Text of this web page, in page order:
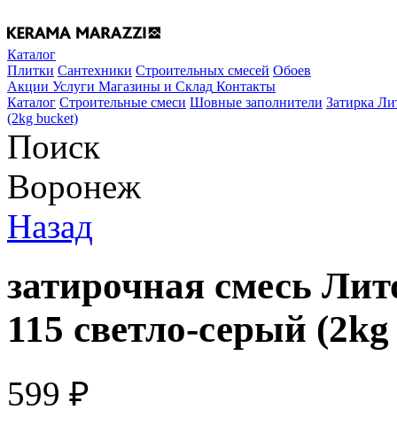
Каталог
Плитки Сантехники Строительных смесей Обоев
Акции Услуги Магазины и Склад Контакты
Каталог Строительные смеси Шовные заполнители Затирка
(2kg bucket)
Поиск
Воронеж
Назад
затирочная смесь
115 светло-серый
599 ₽